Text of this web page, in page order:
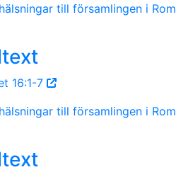
till församlingen i Rom
16:1-7
till församlingen i Rom